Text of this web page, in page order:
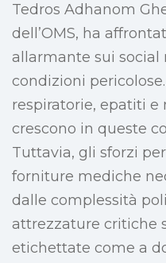
Tedros Adhanom
dell’OMS, ha
allarmante sui social
condizioni
respiratorie, epatiti
crescono in queste
Tuttavia, gli sforzi
forniture mediche
dalle complessità
attrezzature critiche
etichettate come a